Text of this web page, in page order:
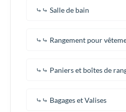
⤷⤷ Salle de bain
⤷⤷ Rangement pour
⤷⤷ Paniers et boîtes de
⤷⤷ Bagages et Valises